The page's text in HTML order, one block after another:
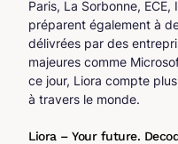
Paris, La Sorbonne, ECE,
préparent également à
délivrées par des
majeures comme
ce jour, Liora compte
à travers le monde.
Liora – Your future.